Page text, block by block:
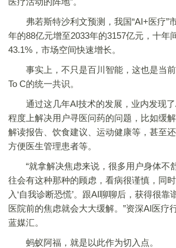
弗若斯特沙利文预测，我国“AI+医疗”
年的88亿元增至2033年的3157亿元，十年
43.1%，市场空间快速增长。
事实上，不只是百川智能，这也是当前
To C的统一共识。
通过这几年AI技术的发展，业内发现了
程度上解决用户寻医问药的问题，比如缓解
解读报告、饮食建议、运动健康等，甚至
方便医生管理患者等。
“就拿解决焦虑来说，很多用户身体不
往会有这种那种的顾虑，看病很谨慎，同
入‘自我诊断恐慌’。跟AI聊聊后，获得很
医院前的焦虑就会大大缓解。”资深AI医疗
蓝媒汇。
蚂蚁阿福，就是以此作为切入点。